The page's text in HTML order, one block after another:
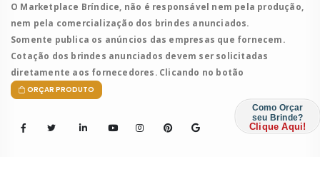
O Marketplace Bríndice, não é responsável nem pela produção,
nem pela comercialização dos brindes anunciados.
Somente publica os anúncios das empresas que fornecem.
Cotação dos brindes anunciados devem ser solicitadas
diretamente aos fornecedores. Clicando no botão
ORÇAR PRODUTO
Como Orçar
seu Brinde?
Clique Aqui!